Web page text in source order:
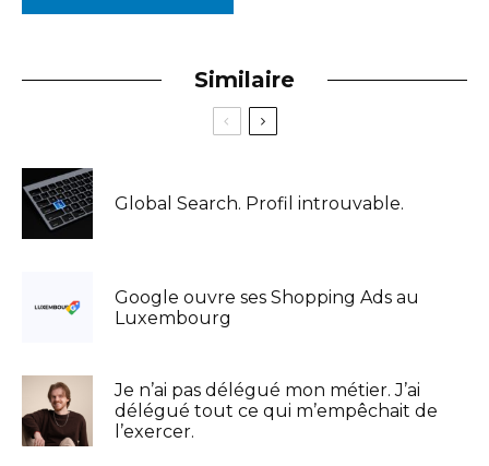
Similaire
Global Search. Profil introuvable.
Google ouvre ses Shopping Ads au
Luxembourg
Je n’ai pas délégué mon métier. J’ai
délégué tout ce qui m’empêchait de
l’exercer.